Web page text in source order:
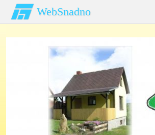
WebSnadno